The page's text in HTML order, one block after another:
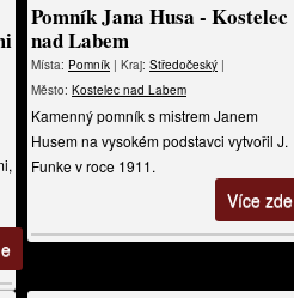
Pomník Jana Husa - Kostelec
nad Labem
Místa: Pomník | Kraj: Středočeský |
Město: Kostelec nad Labem
Kamenný pomník s mistrem Janem
Husem na vysokém podstavci vytvořil J.
Funke v roce 1911.
Více zde